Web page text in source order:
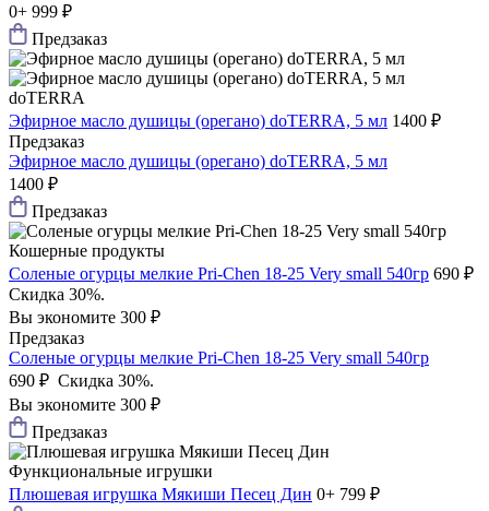
0+ 999 ₽
Предзаказ
doTERRA
Эфирное масло душицы (орегано) doTERRA, 5 мл 1400 ₽
Предзаказ
Эфирное масло душицы (орегано) doTERRA, 5 мл
1400 ₽
Предзаказ
Кошерные продукты
Соленые огурцы мелкие Pri-Chen 18-25 Very small 540гр 690 ₽
Скидка 30%.
Вы экономите 300 ₽
Предзаказ
Соленые огурцы мелкие Pri-Chen 18-25 Very small 540гр
690 ₽ Скидка 30%.
Вы экономите 300 ₽
Предзаказ
Функциональные игрушки
Плюшевая игрушка Мякиши Песец Дин 0+ 799 ₽